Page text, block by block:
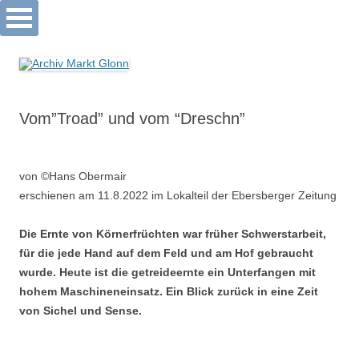
Archiv Markt Glonn
Vom”Troad” und vom “Dreschn”
von ©Hans Obermair
erschienen am 11.8.2022 im Lokalteil der Ebersberger Zeitung
Die Ernte von Körnerfrüchten war früher Schwerstarbeit,
für die jede Hand auf dem Feld und am Hof gebraucht
wurde. Heute ist die getreideernte ein Unterfangen mit
hohem Maschineneinsatz. Ein Blick zurück in eine Zeit
von Sichel und Sense.